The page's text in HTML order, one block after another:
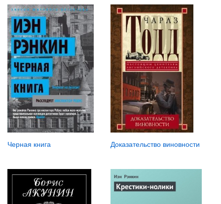
Черная книга Доказательство виновности